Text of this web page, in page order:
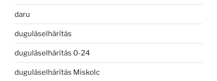
daru
duguláselhárítás
duguláselhárítás 0-24
duguláselhárítás Miskolc